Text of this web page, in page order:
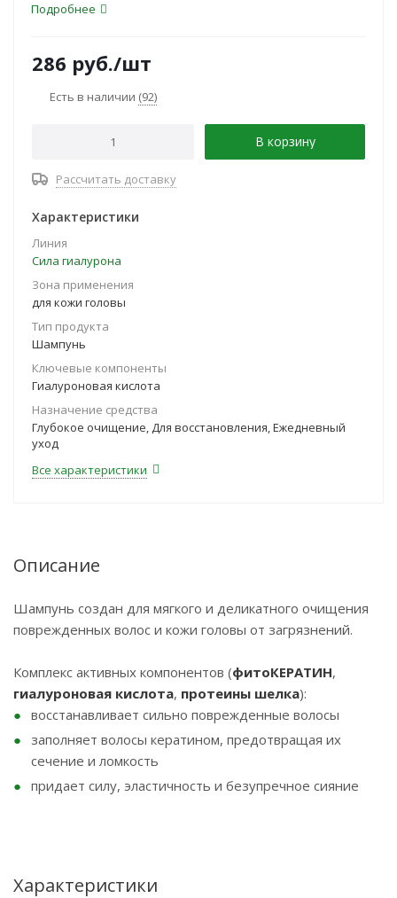
Подробнее
286 руб./шт
Есть в наличии (92)
В корзину
Рассчитать доставку
Характеристики
Линия
Сила гиалурона
Зона применения
для кожи головы
Тип продукта
Шампунь
Ключевые компоненты
Гиалуроновая кислота
Назначение средства
Глубокое очищение, Для восстановления, Ежедневный
уход
Все характеристики
Описание
Шампунь создан для мягкого и деликатного очищения
поврежденных волос и кожи головы от загрязнений.
Комплекс активных компонентов (фитоКЕРАТИН,
гиалуроновая кислота, протеины шелка):
восстанавливает сильно поврежденные волосы
заполняет волосы кератином, предотвращая их
сечение и ломкость
придает силу, эластичность и безупречное сияние
Характеристики